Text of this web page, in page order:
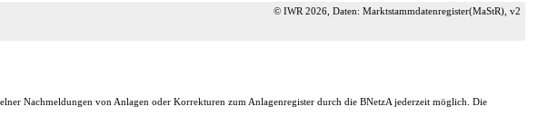
© IWR 2026, Daten: Marktstammdatenregister(MaStR), v2
Nachmeldungen von Anlagen oder Korrekturen zum Anlagenregister durch die BNetzA jederzeit möglich. Die